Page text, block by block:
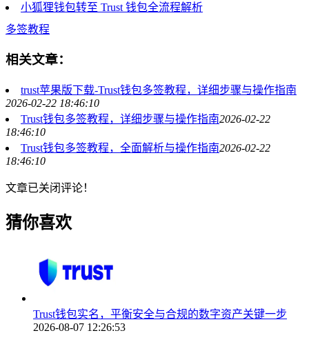
小狐狸钱包转至 Trust 钱包全流程解析
多签教程
相关文章：
trust苹果版下载-Trust钱包多签教程，详细步骤与操作指南
2026-02-22 18:46:10
Trust钱包多签教程，详细步骤与操作指南2026-02-22
18:46:10
Trust钱包多签教程，全面解析与操作指南2026-02-22
18:46:10
文章已关闭评论！
猜你喜欢
Trust钱包实名，平衡安全与合规的数字资产关键一步
2026-08-07 12:26:53